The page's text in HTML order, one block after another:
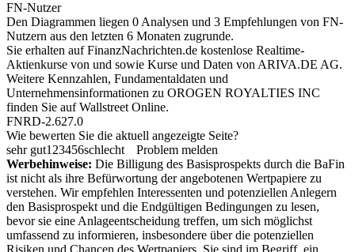
FN-Nutzer
Den Diagrammen liegen 0 Analysen und 3 Empfehlungen von FN-
Nutzern aus den letzten 6 Monaten zugrunde.
Sie erhalten auf FinanzNachrichten.de kostenlose Realtime-
Aktienkurse von und sowie Kurse und Daten von ARIVA.DE AG.
Weitere Kennzahlen, Fundamentaldaten und
Unternehmensinformationen zu OROGEN ROYALTIES INC
finden Sie aufWallstreet Online.
FNRD-2.627.0
Wie bewerten Sie die aktuell angezeigte Seite?
sehr gut1 23456schlecht
Problem melden
Werbehinweise: Die Billigung des Basisprospekts durch die BaFin
ist nicht als ihre Befürwortung der angebotenen Wertpapiere zu
verstehen. Wir empfehlen Interessenten und potenziellen Anlegern
den Basisprospekt und die Endgültigen Bedingungen zu lesen,
bevor sie eine Anlageentscheidung treffen, um sich möglichst
umfassend zu informieren, insbesondere über die potenziellen
Risiken und Chancen des Wertpapiers. Sie sind im Begriff, ein